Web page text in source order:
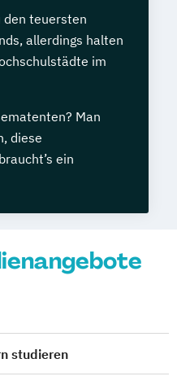
kompakt
den teuersten
allerdings halten
im
Man
diese
ein
studieren